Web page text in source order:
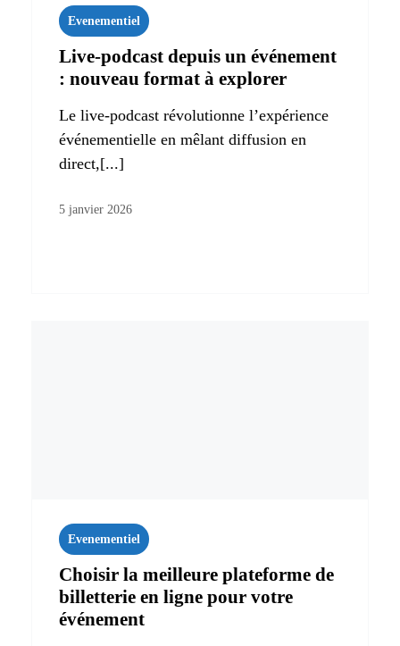
Evenementiel
Live‑podcast depuis un événement
: nouveau format à explorer
Le live-podcast révolutionne l’expérience
événementielle en mêlant diffusion en
direct,[...]
5 janvier 2026
Evenementiel
Choisir la meilleure plateforme de
billetterie en ligne pour votre
événement